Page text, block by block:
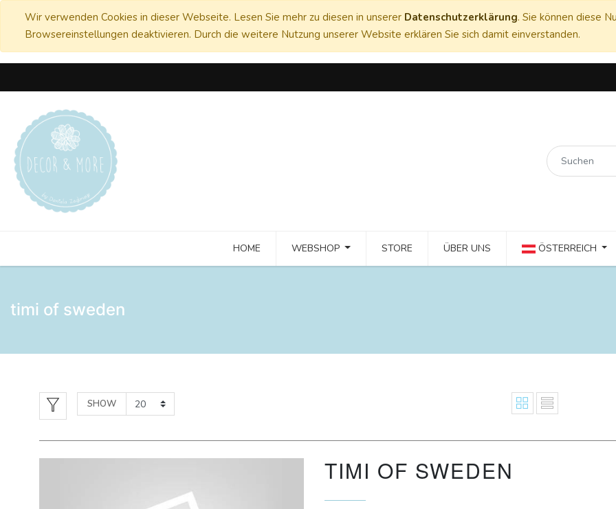
Wir verwenden Cookies in dieser Webseite. Lesen Sie mehr zu diesen in unserer Datenschutzerklärung. Sie können diese
Browsereinstellungen deaktivieren. Durch die weitere Nutzung unserer Website erklären Sie sich damit einverstanden.
HOME WEBSHOP STORE ÜBER UNS ÖSTERREICH
timi of sweden
SHOW
TIMI OF SWEDEN